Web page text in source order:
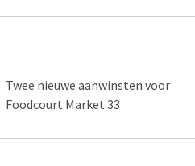
Twee nieuwe aanwinsten voor
Foodcourt Market 33